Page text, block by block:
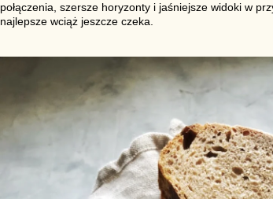
połączenia, szersze horyzonty i jaśniejsze widoki w
najlepsze wciąż jeszcze czeka.